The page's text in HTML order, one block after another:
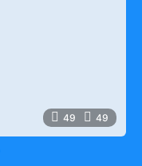
49 49